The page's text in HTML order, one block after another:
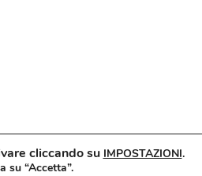
cliccando su IMPOSTAZIONI.
“Accetta”.